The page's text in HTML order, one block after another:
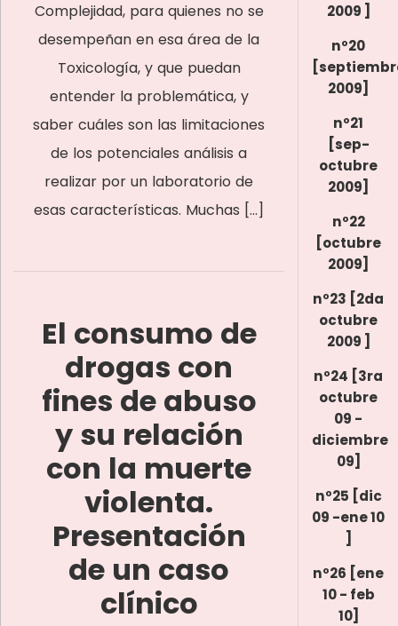
Complejidad, para quienes no se
desempeñan en esa área de la
Toxicología, y que puedan
entender la problemática, y
saber cuáles son las limitaciones
de los potenciales análisis a
realizar por un laboratorio de
esas características. Muchas […]
El consumo de
drogas con
fines de abuso
y su relación
con la muerte
violenta.
Presentación
de un caso
clínico
2009 ]
nº20
2009]
nº21
[sep-
octubre
2009]
nº22
[octubre
2009]
nº23 [2da
octubre
2009 ]
nº24 [3ra
octubre
09 -
diciembre
09]
nº25 [dic
09 -ene 10
]
nº26 [ene
10 - feb
10]